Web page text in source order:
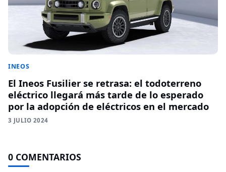
INEOS
El Ineos Fusilier se retrasa: el todoterreno
eléctrico llegará más tarde de lo esperado
por la adopción de eléctricos en el mercado
3 JULIO 2024
0 COMENTARIOS